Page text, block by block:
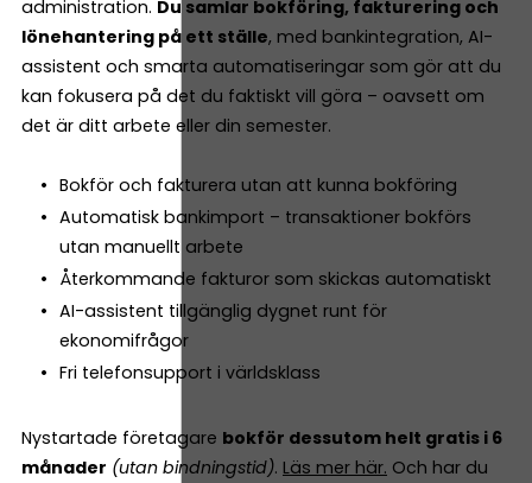
administration. Du samlar bokföring, fakturering och
lönehantering på ett ställe, med bankintegration, AI-
assistent och smarta automatiseringar som gör att du
kan fokusera på det du faktiskt vill göra – oavsett om
det är ditt arbete eller din semester.
Bokför och fakturera utan att kunna bokföring
Automatisk bankimport – transaktioner bokförs
utan manuellt arbete
Återkommande fakturor som skickas automatiskt
AI-assistent tillgänglig dygnet runt för
ekonomifrågor
Fri telefonsupport i världsklass
Nystartade företagare bokför dessutom helt gratis i 6
månader (utan bindningstid). Läs mer här. Och har du